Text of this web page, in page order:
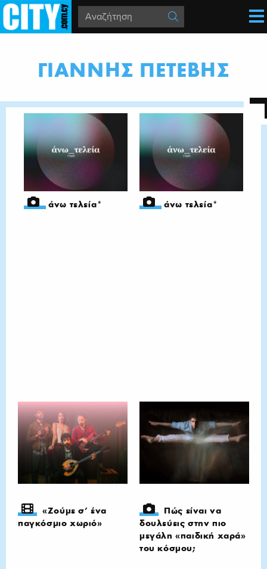
ΓΙΑΝΝΗΣ ΠΕΤΕΒΗΣ
άνω τελεία* άνω τελεία*
«Ζούμε σ’ ένα
παγκόσμιο χωριό»
Πώς είναι να
δουλεύεις στην πιο
μεγάλη «παιδική χαρά»
του κόσμου;